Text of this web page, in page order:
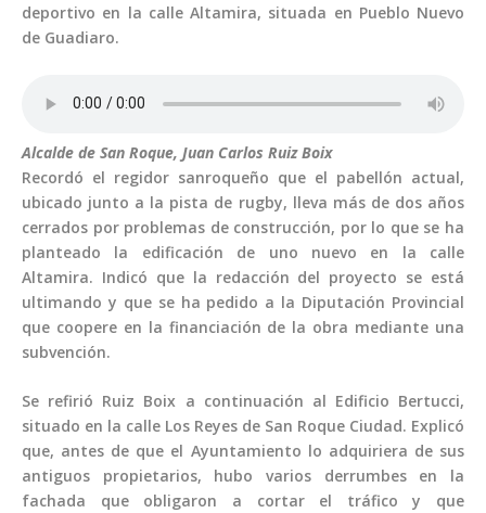
deportivo en la calle Altamira, situada en Pueblo Nuevo
de Guadiaro.
Alcalde de San Roque, Juan Carlos Ruiz Boix
Recordó el regidor sanroqueño que el pabellón actual,
ubicado junto a la pista de rugby, lleva más de dos años
cerrados por problemas de construcción, por lo que se ha
planteado la edificación de uno nuevo en la calle
Altamira. Indicó que la redacción del proyecto se está
ultimando y que se ha pedido a la Diputación Provincial
que coopere en la financiación de la obra mediante una
subvención.
Se refirió Ruiz Boix a continuación al Edificio Bertucci,
situado en la calle Los Reyes de San Roque Ciudad. Explicó
que, antes de que el Ayuntamiento lo adquiriera de sus
antiguos propietarios, hubo varios derrumbes en la
fachada que obligaron a cortar el tráfico y que